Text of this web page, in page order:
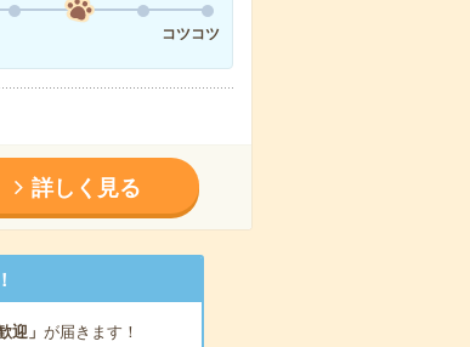
コツコツ
詳しく見る
迎」 が届きます！